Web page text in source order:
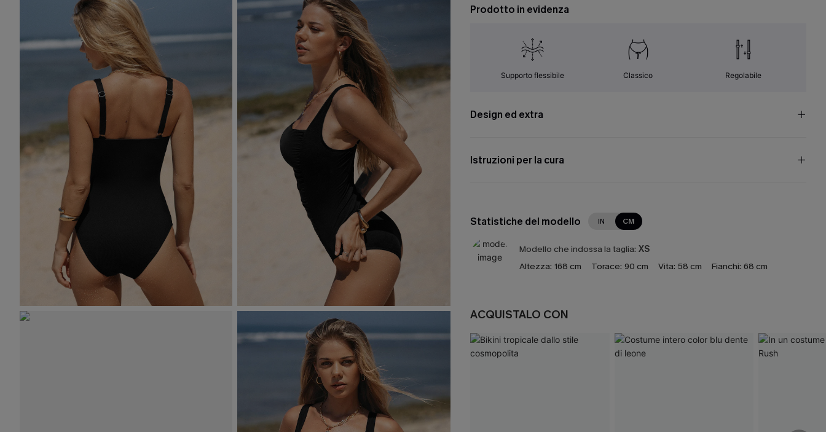
Prodotto in evidenza
Supporto flessibile Classico Regolabile
Design ed extra
Istruzioni per la cura
Statistiche del modello IN CM
Modello che indossa la taglia: XS
Altezza: 168 cm Torace: 90 cm Vita: 58 cm Fianchi: 68 cm
ACQUISTALO CON